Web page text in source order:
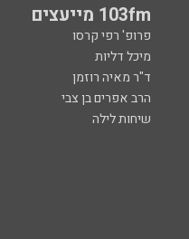
103fm מייעצים
פרופ' רפי קרסו
מיכל דליות
ד"ר מאיה רוזמן
הרב אפרים בן צבי
שיחות לילה